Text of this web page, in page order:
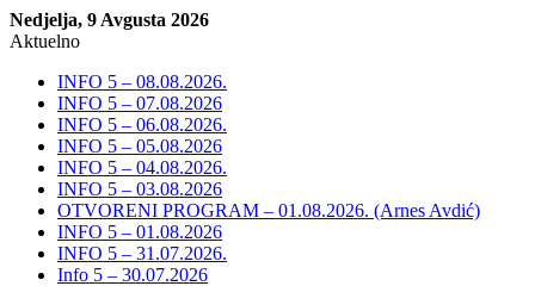
Nedjelja, 9 Avgusta 2026
Aktuelno
INFO 5 – 08.08.2026.
INFO 5 – 07.08.2026
INFO 5 – 06.08.2026.
INFO 5 – 05.08.2026
INFO 5 – 04.08.2026.
INFO 5 – 03.08.2026
OTVORENI PROGRAM – 01.08.2026. (Arnes Avdić)
INFO 5 – 01.08.2026
INFO 5 – 31.07.2026.
Info 5 – 30.07.2026